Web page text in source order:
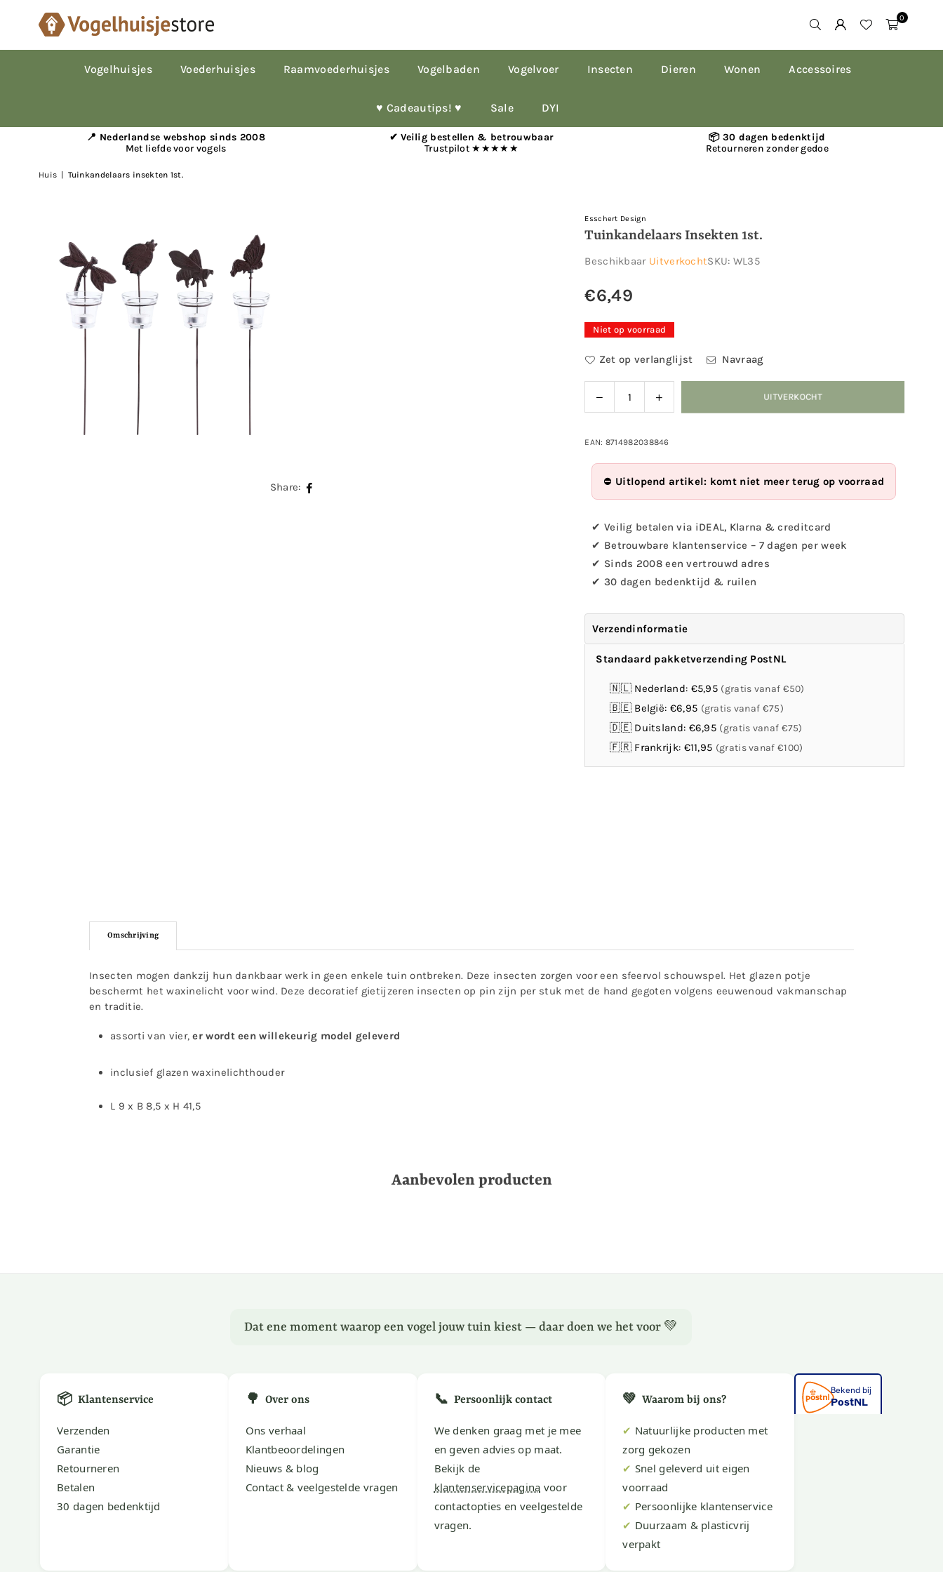
0
Vogelhuisjes Voederhuisjes Raamvoederhuisjes Vogelbaden Vogelvoer Insecten Dieren Wonen Accessoires
♥︎ Cadeautips! ♥︎ Sale DYI
📍 Nederlandse webshop sinds 2008
Met liefde voor vogels
✔ Veilig bestellen & betrouwbaar
Trustpilot ★★★★★
📦 30 dagen bedenktijd
Retourneren zonder gedoe
Huis Tuinkandelaars insekten 1st.
Share:
Esschert Design
Tuinkandelaars Insekten 1st.
Beschikbaar UitverkochtSKU: WL35
Normale
€6,49
Niet op voorraad
Zet op verlanglijst Navraag
Hoeveelheid
Verlaag
de
voor
1st.
Verhoog
de
voor
1st.
UITVERKOCHT
EAN: 8714982038846
⛔ Uitlopend artikel: komt niet meer terug op voorraad
✔ Veilig betalen via iDEAL, Klarna & creditcard
✔ Betrouwbare klantenservice – 7 dagen per week
✔ Sinds 2008 een vertrouwd adres
✔ 30 dagen bedenktijd & ruilen
Verzendinformatie
Standaard pakketverzending PostNL
🇳🇱 Nederland: €5,95 (gratis vanaf €50)
🇧🇪 België: €6,95 (gratis vanaf €75)
🇩🇪 Duitsland: €6,95 (gratis vanaf €75)
🇫🇷 Frankrijk: €11,95 (gratis vanaf €100)
Omschrijving
Insecten mogen dankzij hun dankbaar werk in geen enkele tuin ontbreken. Deze insecten zorgen voor een sfeervol schouwspel. Het glazen potje
beschermt het waxinelicht voor wind. Deze decoratief gietijzeren insecten op pin zijn per stuk met de hand gegoten volgens eeuwenoud vakmanschap
en traditie.
assorti van vier,er wordt een willekeurig model geleverd
inclusief glazen waxinelichthouder
L 9 x B 8,5 x H 41,5
Aanbevolen producten
Dat ene moment waarop een vogel jouw tuin kiest — daar doen we het voor 💚
📦 Klantenservice
Verzenden
Garantie
Retourneren
Betalen
30 dagen bedenktijd
🌳 Over ons
Ons verhaal
Klantbeoordelingen
Nieuws & blog
Contact & veelgestelde vragen
📞 Persoonlijk contact
We denken graag met je mee
en geven advies op maat.
Bekijk de
klantenservicepagina voor
contactopties en veelgestelde
vragen.
💚 Waarom bij ons?
✔ Natuurlijke producten met
zorg gekozen
✔ Snel geleverd uit eigen
voorraad
✔ Persoonlijke klantenservice
✔ Duurzaam & plasticvrij
verpakt